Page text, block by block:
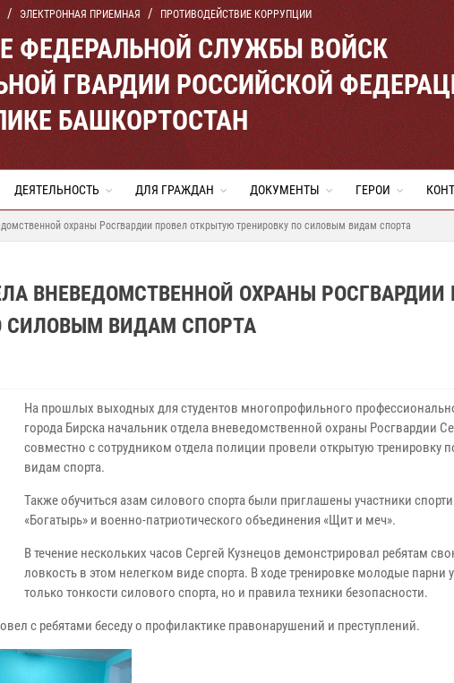
ЭЛЕКТРОННАЯ ПРИЕМНАЯ ПРОТИВОДЕЙСТВИЕ КОРРУПЦИИ
ФЕДЕРАЛЬНОЙ СЛУЖБЫ ВОЙСК
ГВАРДИИ РОССИЙСКОЙ
БАШКОРТОСТАН
ДЕЯТЕЛЬНОСТЬ ДЛЯ ГРАЖДАН ДОКУМЕНТЫ ГЕРОИ
охраны Росгвардии провел открытую тренировку по силовым видам спорта
ВНЕВЕДОМСТВЕННОЙ ОХРАНЫ РОСГВАРДИИ
СИЛОВЫМ ВИДАМ СПОРТА
На прошлых выходных для студентов многопрофильного
города Бирска начальник отдела вневедомственной охраны Росгвардии
совместно с сотрудником отдела полиции провели открытую тренировку
видам спорта.
Также обучиться азам силового спорта были приглашены участники
«Богатырь» и военно-патриотического объединения «Щит и меч».
В течение нескольких часов Сергей Кузнецов демонстрировал ребятам
ловкость в этом нелегком виде спорта. В ходе тренировке молодые парни
только тонкости силового спорта, но и правила техники безопасности.
с ребятами беседу о профилактике правонарушений и преступлений.